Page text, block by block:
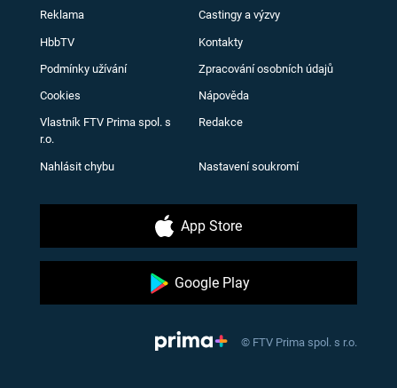
Reklama Castingy a výzvy
HbbTV Kontakty
Podmínky užívání Zpracování osobních údajů
Cookies Nápověda
Vlastník FTV Prima spol. s
r.o.
Redakce
Nahlásit chybu Nastavení soukromí
App Store
Google Play
© FTV Prima spol. s r.o.